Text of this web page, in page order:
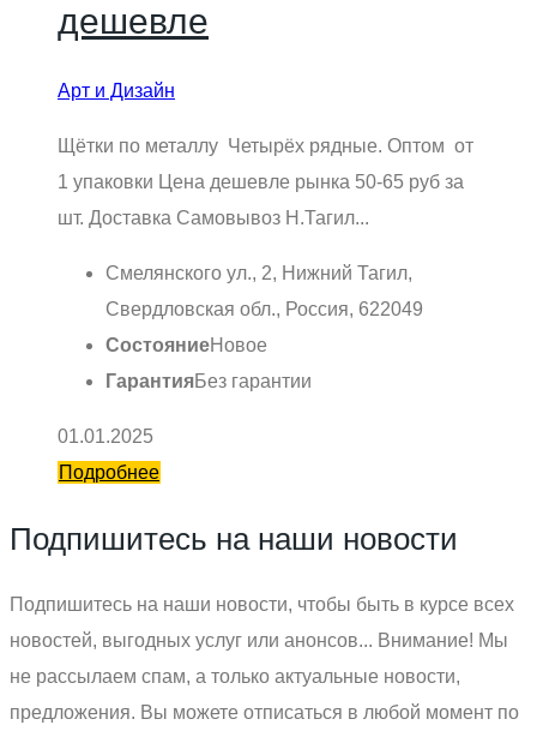
дешевле
Арт и Дизайн
Щётки по металлу Четырёх рядные. Оптом от
1 упаковки Цена дешевле рынка 50-65 руб за
шт. Доставка Самовывоз Н.Тагил...
Смелянского ул., 2, Нижний Тагил,
Свердловская обл., Россия, 622049
СостояниеНовое
ГарантияБез гарантии
01.01.2025
Подробнее
Подпишитесь на наши новости
Подпишитесь на наши новости, чтобы быть в курсе всех
новостей, выгодных услуг или анонсов... Внимание! Мы
не рассылаем спам, а только актуальные новости,
предложения. Вы можете отписаться в любой момент по